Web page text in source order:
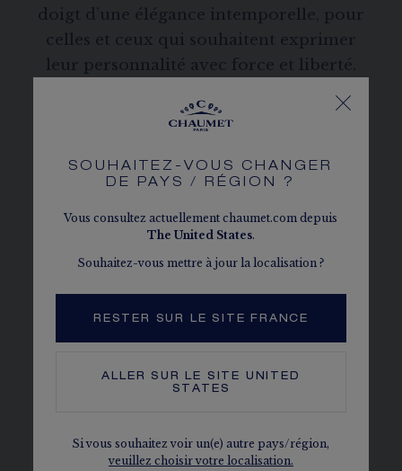
SOUHAITEZ-VOUS CHANGER
DE PAYS / RÉGION ?
Vous consultez actuellement chaumet.com depuis
The United States.
Souhaitez-vous mettre à jour la localisation ?
RESTER SUR LE SITE FRANCE
ALLER SUR LE SITE UNITED
STATES
Si vous souhaitez voir un(e) autre pays/région,
veuillez choisir votre localisation.
doigt d’une élégance intemporelle, pour
celles et ceux qui souhaitent exprimer
leur personnalité avec force et liberté.
LES CRÉATIONS JOSÉPHINE